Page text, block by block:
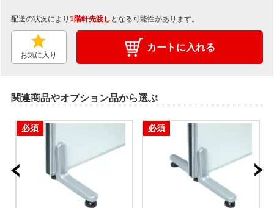
配送の状況により 1階軒先渡し となる可能性があります。
お気に入り
カートに入れる
関連商品やオプション品から選ぶ
必須 必須